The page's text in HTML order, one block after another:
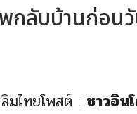
กลับบ้านก่อน
มไทยโพสต์ : ชาวอิน